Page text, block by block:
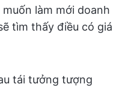
làm mới doanh
tìm thấy điều có giá
tái tưởng tượng